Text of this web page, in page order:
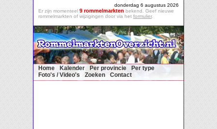
donderdag 6 augustus 2026
Er zijn momenteel 9 rommelmarkten bekend. Geef nieuwe
rommelmarkten of wijzigingen door via het formulier.
Home Kalender Per provincie
Per type
Foto's / Video's
Zoeken Contact